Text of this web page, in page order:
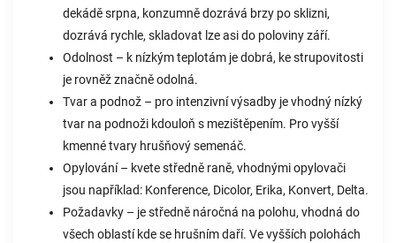
dekádě srpna, konzumně dozrává brzy po sklizni,
dozrává rychle, skladovat lze asi do poloviny září.
Odolnost – k nízkým teplotám je dobrá, ke strupovitosti
je rovněž značně odolná.
Tvar a podnož – pro intenzivní výsadby je vhodný nízký
tvar na podnoži kdouloň s mezištěpením. Pro vyšší
kmenné tvary hrušňový semenáč.
Opylování – kvete středně raně, vhodnými opylovači
jsou například: Konference, Dicolor, Erika, Konvert, Delta.
Požadavky – je středně náročná na polohu, vhodná do
všech oblastí kde se hrušním daří. Ve vyšších polohách